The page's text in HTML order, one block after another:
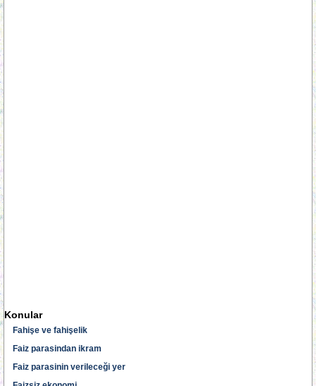
Konular
Fahişe ve fahişelik
Faiz parasindan ikram
Faiz parasinin verileceği yer